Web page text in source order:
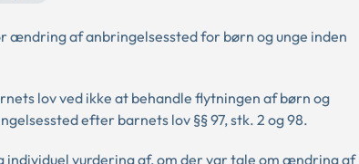
ændring af anbringelsessted for børn og unge inden
lov ved ikke at behandle flytningen af børn og
efter barnets lov §§ 97, stk. 2 og 98.
individuel vurdering af, om der var tale om ændring af